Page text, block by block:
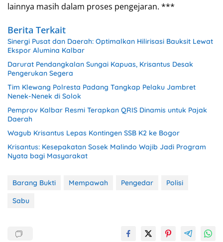
lainnya masih dalam proses pengejaran. ***
Berita Terkait
Sinergi Pusat dan Daerah: Optimalkan Hilirisasi Bauksit Lewat
Ekspor Alumina Kalbar
Darurat Pendangkalan Sungai Kapuas, Krisantus Desak
Pengerukan Segera
Tim Klewang Polresta Padang Tangkap Pelaku Jambret
Nenek-Nenek di Solok
Pemprov Kalbar Resmi Terapkan QRIS Dinamis untuk Pajak
Daerah
Wagub Krisantus Lepas Kontingen SSB K2 ke Bogor
Krisantus: Kesepakatan Sosek Malindo Wajib Jadi Program
Nyata bagi Masyarakat
Barang Bukti Mempawah Pengedar
Polisi
Sabu